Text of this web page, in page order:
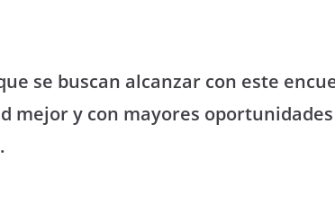
se buscan alcanzar con este
mejor y con mayores